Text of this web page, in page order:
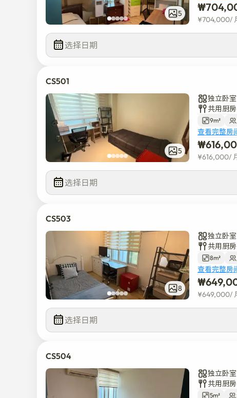
5 ₩
¥704,000/
选择日期
CS501
5
独立卧室
共用厨房
9m²
查看完整房
₩
¥616,000/
选择日期
CS503
8
独立卧室
共用厨房
8m²
查看完整房
₩
¥649,000/
选择日期
CS504
独立卧室
共用厨房
5m²